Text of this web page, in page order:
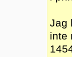
Jag
inte